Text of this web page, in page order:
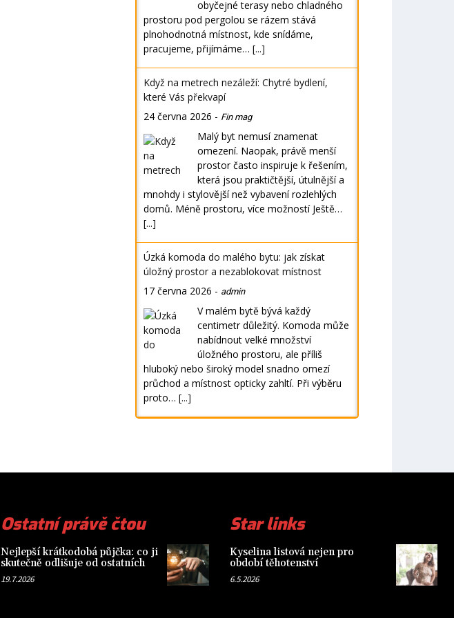
obyčejné terasy nebo chladného
prostoru pod pergolou se rázem stává
plnohodnotná místnost, kde snídáme,
pracujeme, přijímáme… [...]
Když na metrech nezáleží: Chytré bydlení,
které Vás překvapí
24 června 2026 - Fin mag
Malý byt nemusí znamenat
omezení. Naopak, právě menší
prostor často inspiruje k řešením,
která jsou praktičtější, útulnější a
mnohdy i stylovější než vybavení rozlehlých
domů. Méně prostoru, více možností Ještě…
[...]
Úzká komoda do malého bytu: jak získat
úložný prostor a nezablokovat místnost
17 června 2026 - admin
V malém bytě bývá každý
centimetr důležitý. Komoda může
nabídnout velké množství
úložného prostoru, ale příliš
hluboký nebo široký model snadno omezí
průchod a místnost opticky zahltí. Při výběru
proto… [...]
Ostatní právě čtou
Nejlepší krátkodobá půjčka: co ji
skutečně odlišuje od ostatních
19.7.2026
Star links
Kyselina listová nejen pro
období těhotenství
6.5.2026